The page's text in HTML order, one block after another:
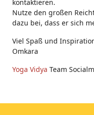
kontaktieren.
Nutze den großen
dazu bei, dass er sich
Viel Spaß und
Omkara
Yoga Vidya Team